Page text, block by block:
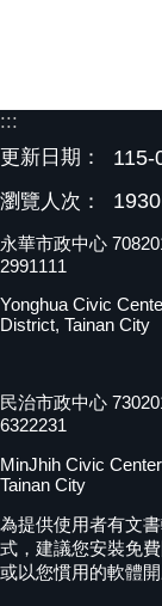
:::
更新日期：
115-
瀏覽人次： 1930
永華市政中心
2991111
Yonghua Civic
District, Tainan City
民治市政中心
6322231
MinJhih Civic
Tainan City
為提供使用者有文
式，建議您安裝免
或以您慣用的軟體開